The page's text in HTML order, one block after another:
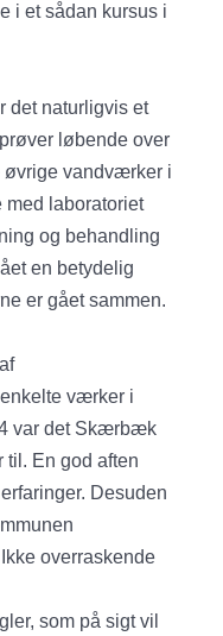
i et sådan kursus i
det naturligvis et
løbende over
øvrige vandværker i
med laboratoriet
og behandling
en betydelig
er gået sammen.
værker i
var det Skærbæk
En god aften
Desuden
overraskende
som på sigt vil